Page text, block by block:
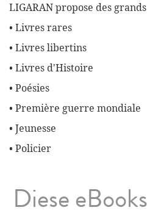
LIGARAN propose des
• Livres rares
• Livres libertins
• Livres d'Histoire
• Poésies
• Première guerre mondiale
• Jeunesse
• Policier
Diese